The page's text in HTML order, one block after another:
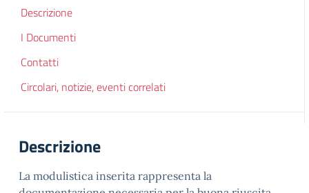
Descrizione
I Documenti
Contatti
Circolari, notizie, eventi correlati
Descrizione
La modulistica inserita rappresenta la